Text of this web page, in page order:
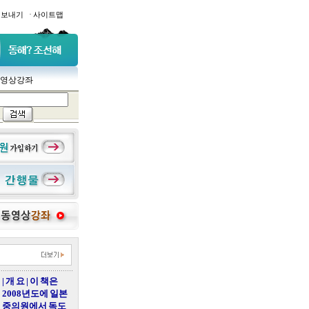
내기 · 사이트맵
상강좌
| 개 요 | 이 책은
2008년도에 일본
중의원에서 독도